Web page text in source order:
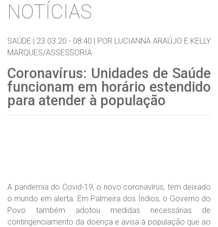
NOTÍCIAS
SAÚDE | 23.03.20 - 08:40 | POR LUCIANNA ARAÚJO E KELLY
MARQUES/ASSESSORIA
Coronavírus: Unidades de Saúde
funcionam em horário estendido
para atender à população
A pandemia do Covid-19, o novo coronavírus, tem deixado
o mundo em alerta. Em Palmeira dos Índios, o Governo do
Povo também adotou medidas necessárias de
contingenciamento da doença e avisa à população que ao